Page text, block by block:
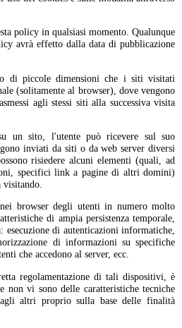
policy in qualsiasi momento. Qualunque
avrà effetto dalla data di pubblicazione
di piccole dimensioni che i siti visitati
(solitamente al browser), dove vengono
agli stessi siti alla successiva visita
un sito, l'utente può ricevere sul suo
inviati da siti o da web server diversi
risiedere alcuni elementi (quali, ad
specifici link a pagine di altri domini)
visitando.
browser degli utenti in numero molto
di ampia persistenza temporale,
di autenticazioni informatiche,
di informazioni su specifiche
che accedono al server, ecc.
regolamentazione di tali dispositivi, è
non vi sono delle caratteristiche tecniche
altri proprio sulla base delle finalità